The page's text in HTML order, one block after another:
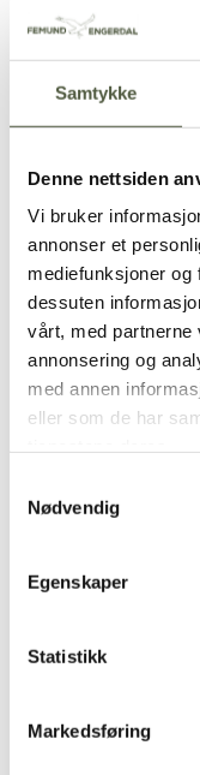
Samtykke
Denne nettsiden
Vi bruker
annonser et
mediefunksjoner
dessuten
vårt, med partnerne
annonsering og
med annen
eller som de har
Nødvendig
Egenskaper
Statistikk
Markedsføring
Heme
Festivalen
vi kommer
årsjubileum i
Les mer